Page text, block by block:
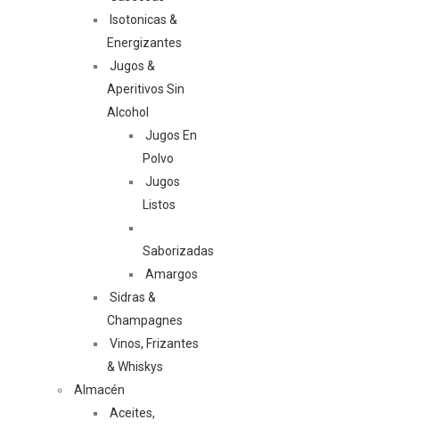
Isotonicas &
Energizantes
Jugos &
Aperitivos Sin
Alcohol
Jugos En
Polvo
Jugos
Listos
Saborizadas
Amargos
Sidras &
Champagnes
Vinos, Frizantes
& Whiskys
Almacén
Aceites,